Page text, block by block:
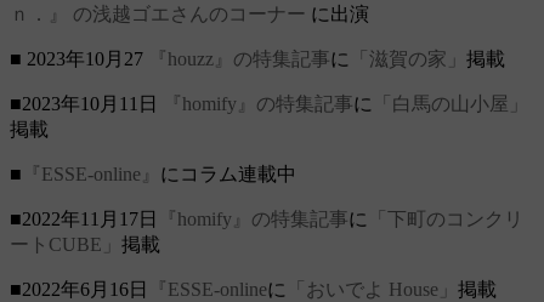
ｎ．』 の浅越ゴエさんのコーナー に出演
■ 2023年10月27 『houzz』の特集記事に 「滋賀の家」 掲載
■2023年10月11日 『homify』の特集記事に
「白馬の山小屋」
掲載
■ 『ESSE-online』 にコラム連載中
■2022年11月17日 『homify』の特集記事に
「下町のコンクリ
ートCUBE」 掲載
■2022年6月16日 『ESSE-onlineに 「おいでよ House」 掲載